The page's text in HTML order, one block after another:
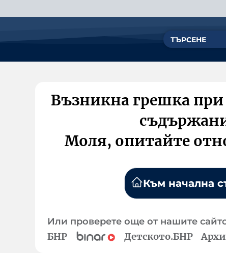
Възникна грешка при
Моля, опитайте
Към начална
Или проверете още от нашите
БНР Детското.БНР